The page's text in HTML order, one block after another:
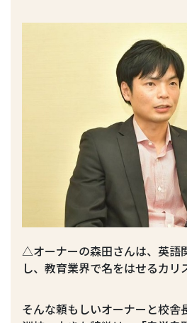
△オーナーの森田さんは、英語
し、教育業界で名をはせるカリ
そんな頼もしいオーナーと校舎